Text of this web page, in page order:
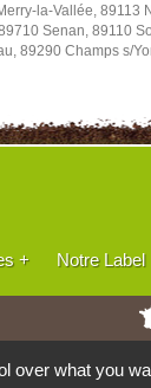
la-Vallée,
Senan, 89110
89290 Champs s/
+ Notre Label
over what you